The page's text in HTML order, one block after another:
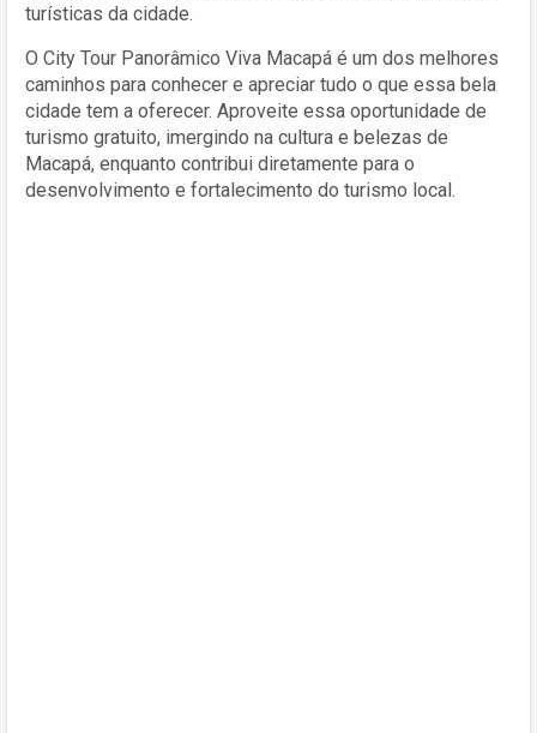
turísticas da cidade.
O City Tour Panorâmico Viva Macapá é um dos melhores
caminhos para conhecer e apreciar tudo o que essa bela
cidade tem a oferecer. Aproveite essa oportunidade de
turismo gratuito, imergindo na cultura e belezas de
Macapá, enquanto contribui diretamente para o
desenvolvimento e fortalecimento do turismo local.